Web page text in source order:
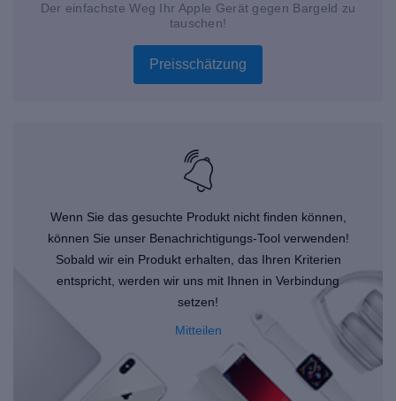
Der einfachste Weg Ihr Apple Gerät gegen Bargeld zu
tauschen!
Preisschätzung
Wenn Sie das gesuchte Produkt nicht finden können,
können Sie unser Benachrichtigungs-Tool verwenden!
Sobald wir ein Produkt erhalten, das Ihren Kriterien
entspricht, werden wir uns mit Ihnen in Verbindung
setzen!
Mitteilen